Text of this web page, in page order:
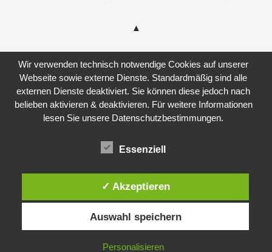
Wir verwenden technisch notwendige Cookies auf unserer
Webseite sowie externe Dienste. Standardmäßig sind alle
externen Dienste deaktiviert. Sie können diese jedoch nach
belieben aktivieren & deaktivieren. Für weitere Informationen
lesen Sie unsere Datenschutzbestimmungen.
Essenziell
✓ Akzeptieren
Auswahl speichern
Personalisieren